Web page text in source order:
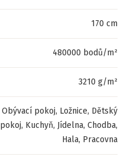
170 cm
480000 bodů/m²
3210 g/m²
Obývací pokoj, Ložnice, Dětský
pokoj, Kuchyň, Jídelna, Chodba,
Hala, Pracovna